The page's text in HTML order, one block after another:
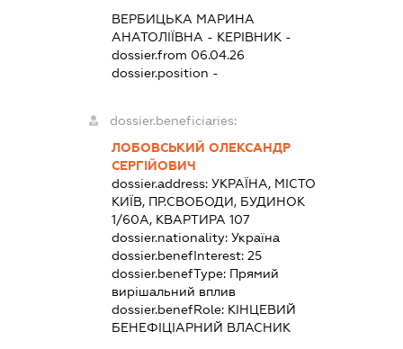
ВЕРБИЦЬКА МАРИНА
АНАТОЛІЇВНА - КЕРІВНИК -
dossier.from 06.04.26
dossier.position -
dossier.beneficiaries:
ЛОБОВСЬКИЙ ОЛЕКСАНДР
СЕРГІЙОВИЧ
dossier.address: УКРАЇНА, МІСТО
КИЇВ, ПР.СВОБОДИ, БУДИНОК
1/60А, КВАРТИРА 107
dossier.nationality: Україна
dossier.benefInterest: 25
dossier.benefType: Прямий
вирішальний вплив
dossier.benefRole: КІНЦЕВИЙ
БЕНЕФІЦІАРНИЙ ВЛАСНИК